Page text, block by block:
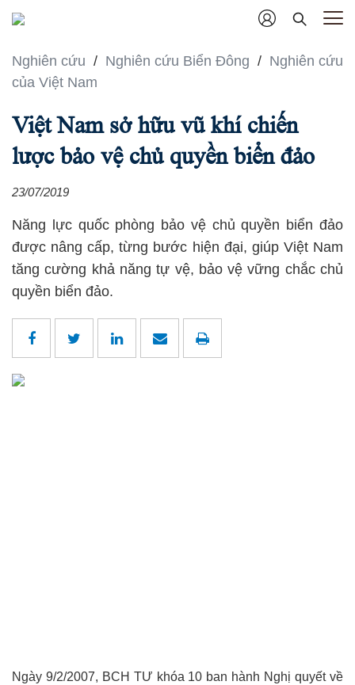
Nghiên cứu / Nghiên cứu Biển Đông / Nghiên cứu
của Việt Nam
Việt Nam sở hữu vũ khí chiến
lược bảo vệ chủ quyền biển đảo
23/07/2019
Năng lực quốc phòng bảo vệ chủ quyền biển đảo
được nâng cấp, từng bước hiện đại, giúp Việt Nam
tăng cường khả năng tự vệ, bảo vệ vững chắc chủ
quyền biển đảo.
Ngày 9/2/2007, BCH TƯ khóa 10 ban hành Nghị quyết về